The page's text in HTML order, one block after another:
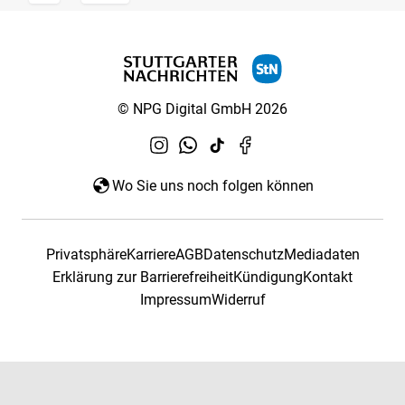
© NPG Digital GmbH 2026
Wo Sie uns noch folgen können
PrivatsphäreKarriereAGBDatenschutzMediadaten
Erklärung zur BarrierefreiheitKündigungKontakt
ImpressumWiderruf